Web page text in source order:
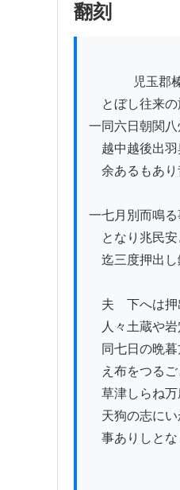
翻刻
とぼし往来の
一同六日朝関
越中越後出羽
余あるもあり
一七月別而鳴
となり兆民安
迄三度押出し
夫ゟ下へは押
人々土蔵や岩
同七日の晩暮
え布をつるご
草津しらね万
天狗の志にい
事ありしとな